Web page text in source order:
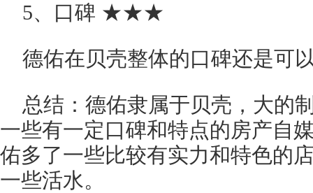
5、口碑 ★★★
德佑在贝壳整体的口碑还是可
总结：德佑隶属于贝壳，大的
一些有一定口碑和特点的房产自
佑多了一些比较有实力和特色的
一些活水。